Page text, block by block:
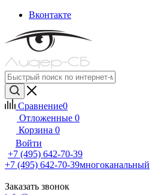
Вконтакте
Сравнение0
Отложенные 0
Корзина 0
Войти
+7 (495) 642-70-39
+7 (495) 642-70-39многоканальный
Заказать звонок